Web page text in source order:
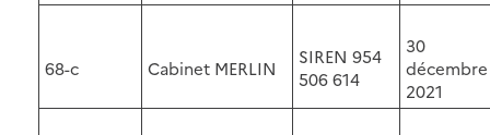
68-c Cabinet MERLIN
SIREN 954
506 614
30
décembre
2021